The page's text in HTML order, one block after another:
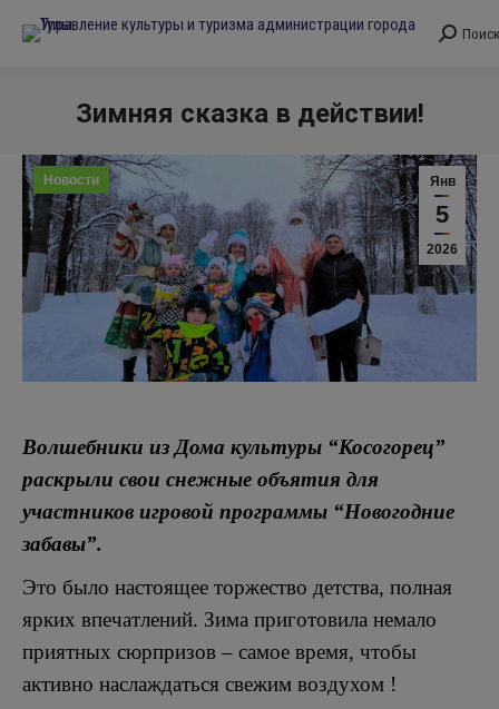
Поиск:
Поиск
Зимняя сказка в действии!
Янв
5
2026
Новости
Волшебники из Дома культуры “Косогорец”
раскрыли свои снежные объятия для
участников игровой программы “Новогодние
забавы”.
Это было настоящее торжество детства, полная
ярких впечатлений. Зима приготовила немало
приятных сюрпризов – самое время, чтобы
активно наслаждаться свежим воздухом !